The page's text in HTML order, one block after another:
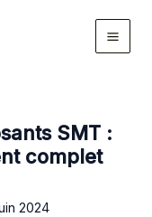
SMT :
complet
2024